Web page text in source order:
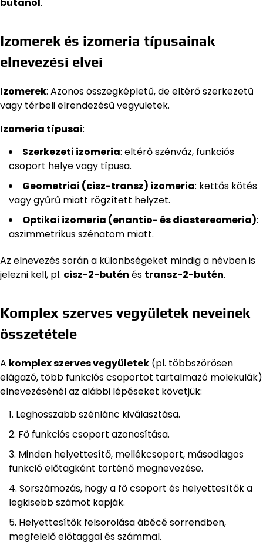
butanol.
Izomerek és izomeria típusainak
elnevezési elvei
Izomerek: Azonos összegképletű, de eltérő szerkezetű
vagy térbeli elrendezésű vegyületek.
Izomeria típusai:
Szerkezeti izomeria: eltérő szénváz, funkciós
csoport helye vagy típusa.
Geometriai (cisz-transz) izomeria: kettős kötés
vagy gyűrű miatt rögzített helyzet.
Optikai izomeria (enantio- és diastereomeria):
aszimmetrikus szénatom miatt.
Az elnevezés során a különbségeket mindig a névben is
jelezni kell, pl. cisz-2-butén és transz-2-butén.
Komplex szerves vegyületek neveinek
összetétele
A komplex szerves vegyületek (pl. többszörösen
elágazó, több funkciós csoportot tartalmazó molekulák)
elnevezésénél az alábbi lépéseket követjük:
Leghosszabb szénlánc kiválasztása.
Fő funkciós csoport azonosítása.
Minden helyettesítő, mellékcsoport, másodlagos
funkció előtagként történő megnevezése.
Sorszámozás, hogy a fő csoport és helyettesítők a
legkisebb számot kapják.
Helyettesítők felsorolása ábécé sorrendben,
megfelelő előtaggal és számmal.